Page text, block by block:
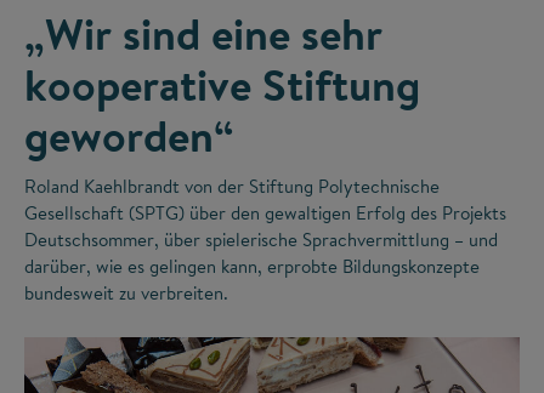
„Wir sind eine sehr
kooperative Stiftung
geworden“
Roland Kaehlbrandt von der Stiftung Polytechnische
Gesellschaft (SPTG) über den gewaltigen Erfolg des Projekts
Deutschsommer, über spielerische Sprachvermittlung – und
darüber, wie es gelingen kann, erprobte Bildungskonzepte
bundesweit zu verbreiten.